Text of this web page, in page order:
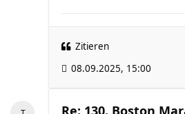
Zitieren
08.09.2025, 15:00
Re: 130. Boston